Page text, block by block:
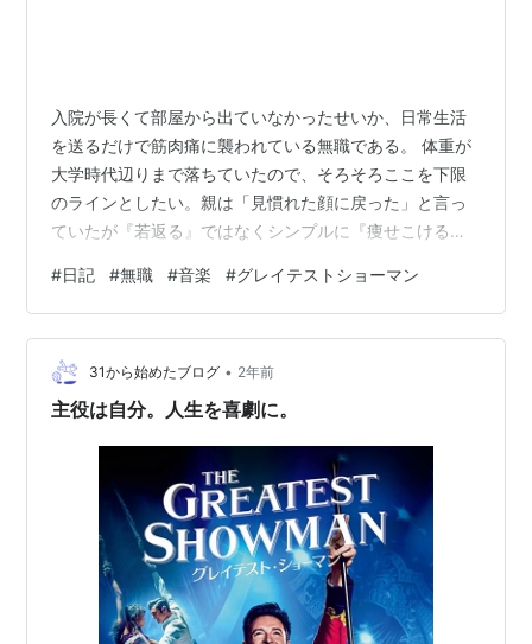
入院が長くて部屋から出ていなかったせいか、日常生活
を送るだけで筋肉痛に襲われている無職である。 体重が
大学時代辺りまで落ちていたので、そろそろここを下限
のラインとしたい。親は「見慣れた顔に戻った」と言っ
ていたが『若返る』ではなくシンプルに『痩せこける』
食べる以外に道はない。 食べて太って筋肉つけて元気に
なる。現場からは以上です。 大きな話題は無いが、入院
中はいつにも増して『グレイテストショーマン』の収録
曲をヘビロテしていた。 hamu-oh.hatenablog.com 初め
てアマプラで視聴した時の感動が全く薄まる気配を見せ
#日記 #無職 #音楽 #グレイテストショーマン
31から始めたブログ • 2年前
主役は自分。人生を喜劇に。